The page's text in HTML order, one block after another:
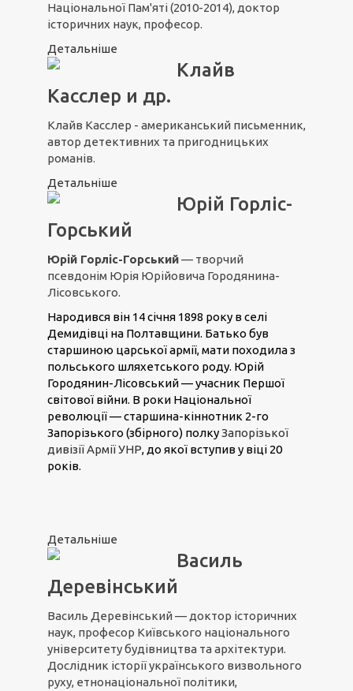
Національної Пам'яті (2010-2014), доктор
історичних наук, професор.
Детальніше
Клайв
Касслер и др.
Клайв Касслер - американський письменник,
автор детективних та пригодницьких
романів.
Детальніше
Юрій Горліс-
Горський
Юрій Горліс-Горський— творчий
псевдонім Юрія Юрійовича Городянина-
Лісовського.
Народився він 14 січня 1898 року в селі
Демидівці на Полтавщини. Батько був
старшиною царської армії, мати походила з
польського шляхетського роду. Юрій
Городянин-Лісовський — учасник Першої
світової війни. В роки Національної
революції — старшина-кіннотник 2-го
Запорізького (збірного) полкуЗапорізької
дивізії Армії УНР, до якої вступив у віці 20
років.
Детальніше
Василь
Деревінський
Василь Деревінський — доктор історичних
наук, професор Київського національного
університету будівництва та архітектури.
Дослідник історії українського визвольного
руху, етнонаціональної політики,